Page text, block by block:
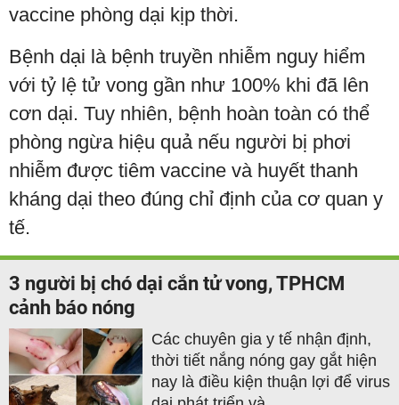
vaccine phòng dại kịp thời.
Bệnh dại là bệnh truyền nhiễm nguy hiểm
với tỷ lệ tử vong gần như 100% khi đã lên
cơn dại. Tuy nhiên, bệnh hoàn toàn có thể
phòng ngừa hiệu quả nếu người bị phơi
nhiễm được tiêm vaccine và huyết thanh
kháng dại theo đúng chỉ định của cơ quan y
tế.
3 người bị chó dại cắn tử vong, TPHCM
cảnh báo nóng
Các chuyên gia y tế nhận định,
thời tiết nắng nóng gay gắt hiện
nay là điều kiện thuận lợi để virus